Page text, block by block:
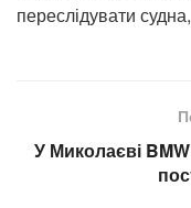
переслідувати
У Миколаєві